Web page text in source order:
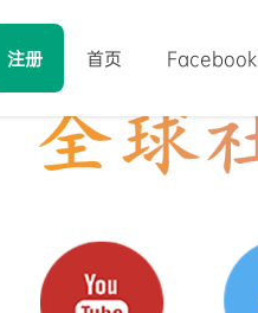
注册 首页 Facebook